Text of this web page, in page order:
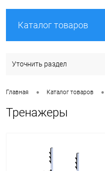
Каталог товаров
Уточнить раздел
Главная • Каталог товаров •
Тренажеры